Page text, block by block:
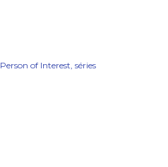
Person of Interest séries